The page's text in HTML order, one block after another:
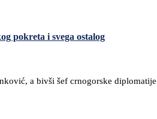
pokreta i svega ostalog
a bivši šef crnogorske